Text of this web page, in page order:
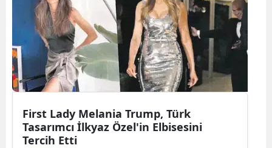
First Lady Melania Trump, Türk
Tasarımcı İlkyaz Özel'in Elbisesini
Tercih Etti